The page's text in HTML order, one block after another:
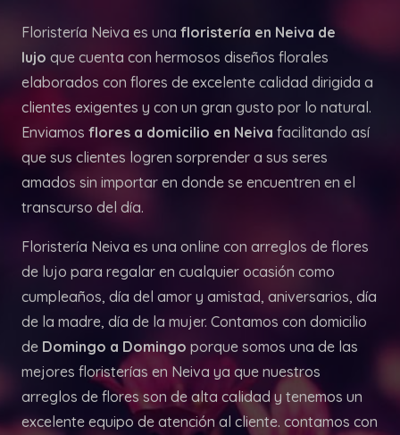
Floristería Neiva es una floristería en Neiva de
lujo que cuenta con hermosos diseños florales
elaborados con flores de excelente calidad dirigida a
clientes exigentes y con un gran gusto por lo natural.
Enviamos flores a domicilio en Neiva facilitando así
que sus clientes logren sorprender a sus seres
amados sin importar en donde se encuentren en el
transcurso del día.
Floristería Neiva es una online con arreglos de flores
de lujo para regalar en cualquier ocasión como
cumpleaños, día del amor y amistad, aniversarios, día
de la madre, día de la mujer. Contamos con domicilio
de Domingo a Domingo porque somos una de las
mejores floristerías en Neiva ya que nuestros
arreglos de flores son de alta calidad y tenemos un
excelente equipo de atención al cliente. contamos con